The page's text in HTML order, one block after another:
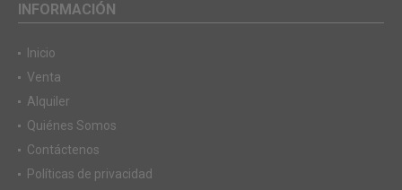
INFORMACIÓN
Inicio
Venta
Alquiler
Quiénes Somos
Contáctenos
Políticas de privacidad